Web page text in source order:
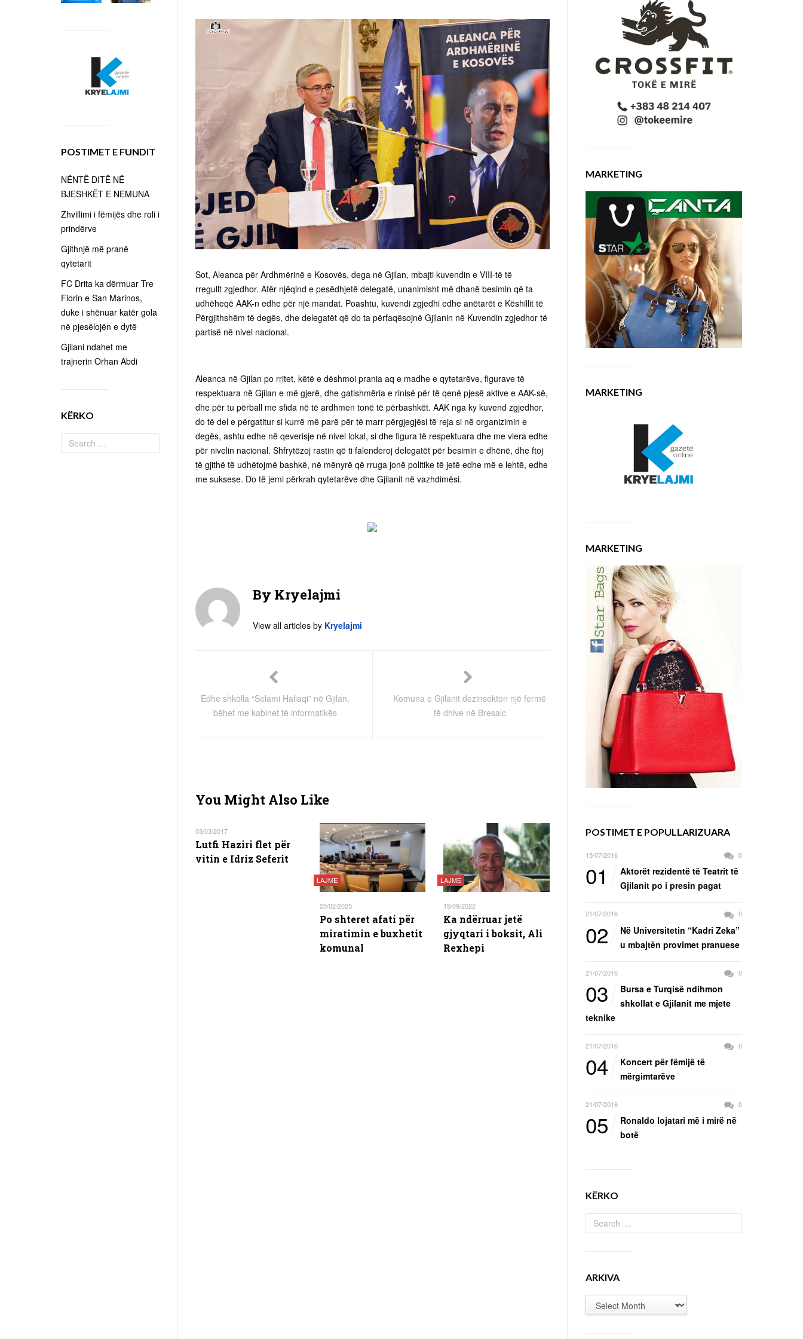
Sot, Aleanca për Ardhmërinë e Kosovës, dega në Gjilan, mbajti kuvendin e VIII-të të
rregullt zgjedhor. Afër njëqind e pesëdhjetë delegatë, unanimisht më dhanë besimin që ta
udhëheqë AAK-n edhe për një mandat. Poashtu, kuvendi zgjedhi edhe anëtarët e Këshillit të
Përgjithshëm të degës, dhe delegatët që do ta përfaqësojnë Gjilanin në Kuvendin zgjedhor të
partisë në nivel nacional.
Aleanca në Gjilan po rritet, këtë e dëshmoi prania aq e madhe e qytetarëve, figurave të
respektuara në Gjilan e më gjerë, dhe gatishmëria e rinisë për të qenë pjesë aktive e AAK-së,
dhe për tu përball me sfida në të ardhmen tonë të përbashkët. AAK nga ky kuvend zgjedhor,
do të del e përgatitur si kurrë më parë për të marr përgjegjësi të reja si në organizimin e
degës, ashtu edhe në qeverisje në nivel lokal, si dhe figura të respektuara dhe me vlera edhe
për nivelin nacional. Shfrytëzoj rastin që ti falenderoj delegatët për besimin e dhënë, dhe ftoj
të gjithë të udhëtojmë bashkë, në mënyrë që rruga jonë politike të jetë edhe më e lehtë, edhe
me suksese. Do të jemi përkrah qytetarëve dhe Gjilanit në vazhdimësi.
By Kryelajmi
View all articles by Kryelajmi
Edhe shkolla “Selami Hallaqi” në Gjilan,
bëhet me kabinet të informatikës
Komuna e Gjilanit dezinsekton një fermë
të dhive në Bresalc
You Might Also Like
03/03/2017
Lutfi Haziri flet për
vitin e Idriz Seferit
LAJME
25/02/2025
Po shteret afati për
miratimin e buxhetit
komunal
LAJME
15/09/2022
Ka ndërruar jetë
gjyqtari i boksit, Ali
Rexhepi
MARKETING
MARKETING
MARKETING
POSTIMET E POPULLARIZUARA
15/07/2016 0
01
Aktorët rezidentë të Teatrit të
Gjilanit po i presin pagat
21/07/2016 0
02
Në Universitetin “Kadri Zeka”
u mbajtën provimet pranuese
21/07/2016 0
03
Bursa e Turqisë ndihmon
shkollat e Gjilanit me mjete
teknike
21/07/2016 0
04
Koncert për fëmijë të
mërgimtarëve
21/07/2016 0
05
Ronaldo lojatari më i mirë në
botë
KËRKO
ARKIVA
POSTIMET E FUNDIT
NËNTË DITË NË
BJESHKËT E NEMUNA
Zhvillimi i fëmijës dhe roli i
prindërve
Gjithnjë më pranë
qytetarit
FC Drita ka dërmuar Tre
Fiorin e San Marinos,
duke i shënuar katër gola
në pjesëlojën e dytë
Gjilani ndahet me
trajnerin Orhan Abdi
KËRKO